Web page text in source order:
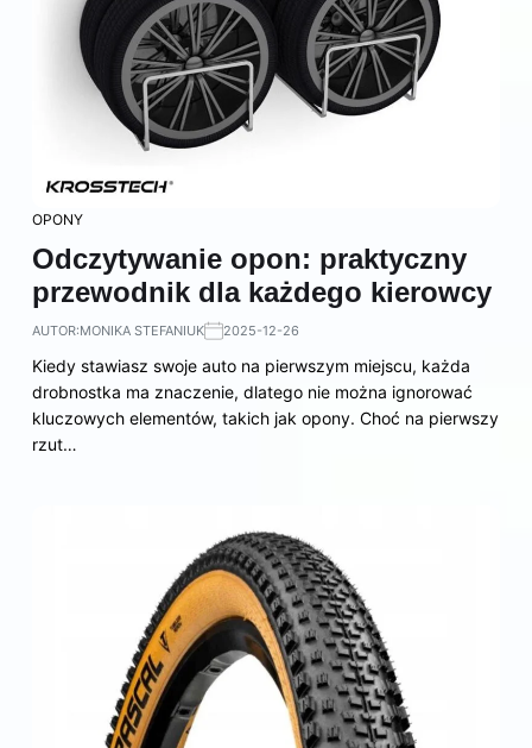
OPONY
Odczytywanie opon: praktyczny
przewodnik dla każdego kierowcy
AUTOR:MONIKA STEFANIUK 2025-12-26
Kiedy stawiasz swoje auto na pierwszym miejscu, każda
drobnostka ma znaczenie, dlatego nie można ignorować
kluczowych elementów, takich jak opony. Choć na pierwszy
rzut…